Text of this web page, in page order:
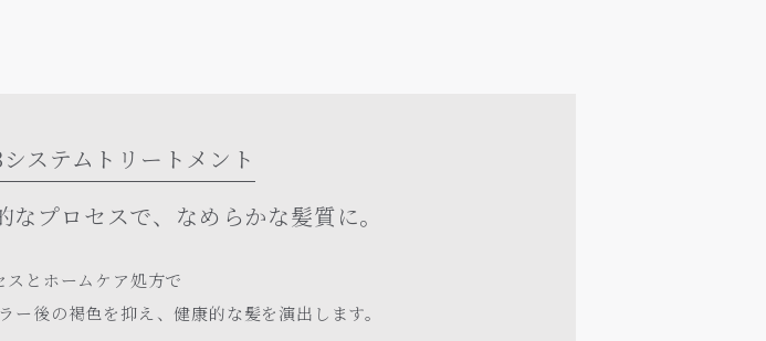
ステムトリートメント
なプロセスで、 なめらかな髪質に。
スとホームケア処方で
ー後の褐色を抑え、健康的な髪を演出します。